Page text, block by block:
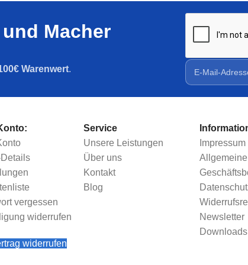
Macher
Warenwert.
vergessen
widerrufen
widerrufen
Service
Unsere Leistungen
Über uns
Kontakt
Blog
Impressum
Allgemeine
Newsletter
Downloads